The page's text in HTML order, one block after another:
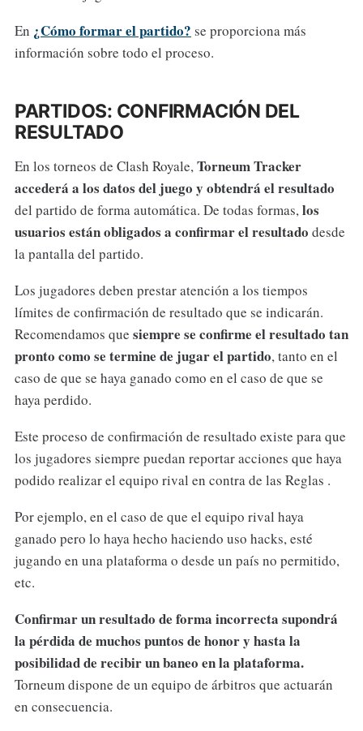
En ¿Cómo formar el partido? se proporciona más
información sobre todo el proceso.
PARTIDOS: CONFIRMACIÓN DEL
RESULTADO
En los torneos de Clash Royale,Torneum Tracker
accederá a los datos del juego y obtendrá el resultado
del partido de forma automática. De todas formas,los
usuarios están obligados a confirmar el resultado desde
la pantalla del partido.
Los jugadores deben prestar atención a los tiempos
límites de confirmación de resultado que se indicarán.
Recomendamos que siempre se confirme el resultado tan
pronto como se termine de jugar el partido, tanto en el
caso de que se haya ganado como en el caso de que se
haya perdido.
Este proceso de confirmación de resultado existe para que
los jugadores siempre puedan reportar acciones que haya
podido realizar el equipo rival en contra de las Reglas .
Por ejemplo, en el caso de que el equipo rival haya
ganado pero lo haya hecho haciendo uso hacks, esté
jugando en una plataforma o desde un país no permitido,
etc.
Confirmar un resultado de forma incorrecta supondrá
la pérdida de muchos puntos de honor y hasta la
posibilidad de recibir un baneo en la plataforma.
Torneum dispone de un equipo de árbitros que actuarán
en consecuencia.